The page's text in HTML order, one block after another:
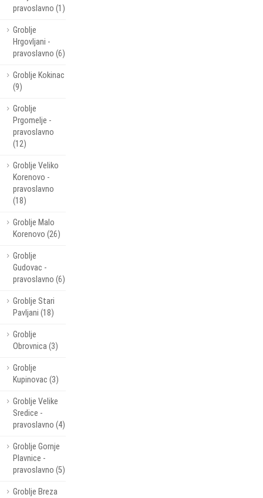
pravoslavno (1)
Groblje
Hrgovljani -
pravoslavno (6)
Groblje Kokinac
(9)
Groblje
Prgomelje -
pravoslavno
(12)
Groblje Veliko
Korenovo -
pravoslavno
(18)
Groblje Malo
Korenovo (26)
Groblje
Gudovac -
pravoslavno (6)
Groblje Stari
Pavljani (18)
Groblje
Obrovnica (3)
Groblje
Kupinovac (3)
Groblje Velike
Sredice -
pravoslavno (4)
Groblje Gornje
Plavnice -
pravoslavno (5)
Groblje Breza